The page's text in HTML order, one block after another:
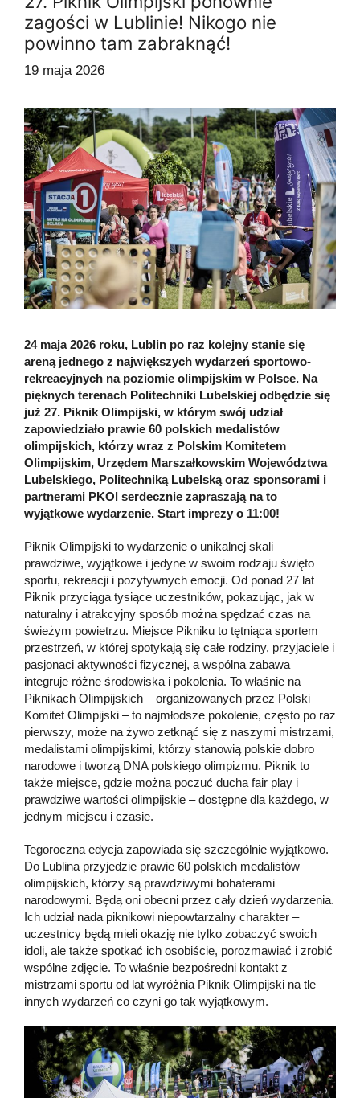
zagości w Lublinie! Nikogo nie
powinno tam zabraknąć!
19 maja 2026
24 maja 2026 roku, Lublin po raz kolejny stanie się
areną jednego z największych wydarzeń sportowo-
rekreacyjnych na poziomie olimpijskim w Polsce. Na
pięknych terenach Politechniki Lubelskiej odbędzie się
już 27. Piknik Olimpijski, w którym swój udział
zapowiedziało prawie 60 polskich medalistów
olimpijskich, którzy wraz z Polskim Komitetem
Olimpijskim, Urzędem Marszałkowskim Województwa
Lubelskiego, Politechniką Lubelską oraz sponsorami i
partnerami PKOl serdecznie zapraszają na to
wyjątkowe wydarzenie. Start imprezy o 11:00!
Piknik Olimpijski to wydarzenie o unikalnej skali –
prawdziwe, wyjątkowe i jedyne w swoim rodzaju święto
sportu, rekreacji i pozytywnych emocji. Od ponad 27 lat
Piknik przyciąga tysiące uczestników, pokazując, jak w
naturalny i atrakcyjny sposób można spędzać czas na
świeżym powietrzu. Miejsce Pikniku to tętniąca sportem
przestrzeń, w której spotykają się całe rodziny, przyjaciele i
pasjonaci aktywności fizycznej, a wspólna zabawa
integruje różne środowiska i pokolenia. To właśnie na
Piknikach Olimpijskich – organizowanych przez Polski
Komitet Olimpijski – to najmłodsze pokolenie, często po raz
pierwszy, może na żywo zetknąć się z naszymi mistrzami,
medalistami olimpijskimi, którzy stanowią polskie dobro
narodowe i tworzą DNA polskiego olimpizmu. Piknik to
także miejsce, gdzie można poczuć ducha fair play i
prawdziwe wartości olimpijskie – dostępne dla każdego, w
jednym miejscu i czasie.
Tegoroczna edycja zapowiada się szczególnie wyjątkowo.
Do Lublina przyjedzie prawie 60 polskich medalistów
olimpijskich, którzy są prawdziwymi bohaterami
narodowymi. Będą oni obecni przez cały dzień wydarzenia.
Ich udział nada piknikowi niepowtarzalny charakter –
uczestnicy będą mieli okazję nie tylko zobaczyć swoich
idoli, ale także spotkać ich osobiście, porozmawiać i zrobić
wspólne zdjęcie. To właśnie bezpośredni kontakt z
mistrzami sportu od lat wyróżnia Piknik Olimpijski na tle
innych wydarzeń co czyni go tak wyjątkowym.